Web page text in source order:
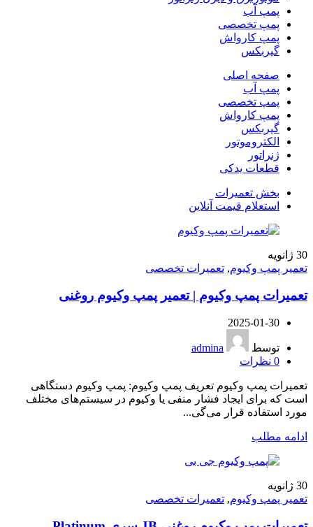
پمپ آب
پمپ تخصصی
پمپ کارواش
گیربکس
صفحه اصلی
پمپ آب
پمپ تخصصی
پمپ کارواش
گیربکس
الکتروموتور
ژنراتور
قطعات یدکی
بخش تعمیرات
استعلام قیمت آنلاین
30 ژانویه
تعمیر پمپ وکیوم, تعمیرات تخصصی
تعمیرات پمپ وکیوم | تعمیر پمپ وکیوم روغنی
2025-01-30
توسط
admina
0 نظرات
تعمیرات پمپ وکیوم تعریف پمپ وکیوم: پمپ وکیوم دستگاهی
است که برای ایجاد فشار منفی یا وکیوم در سیستم‌های مختلف
مورد استفاده قرار می‌گی...
ادامه مطلب
30 ژانویه
تعمیر پمپ وکیوم, تعمیرات تخصصی